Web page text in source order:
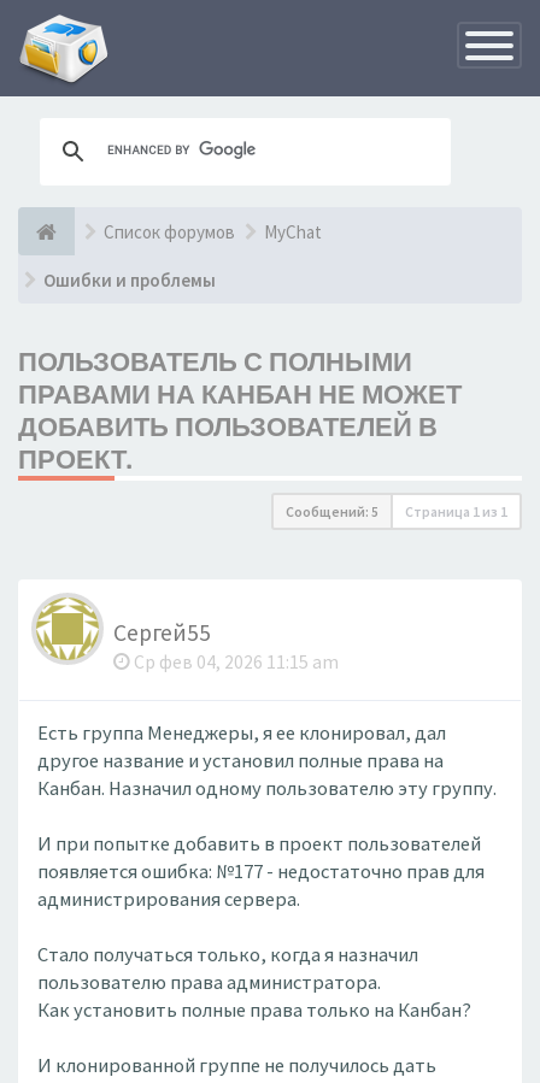
Список форумов MyChat
Ошибки и проблемы
ПОЛЬЗОВАТЕЛЬ С ПОЛНЫМИ
ПРАВАМИ НА КАНБАН НЕ МОЖЕТ
ДОБАВИТЬ ПОЛЬЗОВАТЕЛЕЙ В
ПРОЕКТ.
Сообщений: 5 Страница 1 из 1
Сергей55
Ср фев 04, 2026 11:15 am
Есть группа Менеджеры, я ее клонировал, дал
другое название и установил полные права на
Канбан. Назначил одному пользователю эту группу.
И при попытке добавить в проект пользователей
появляется ошибка: №177 - недостаточно прав для
администрирования сервера.
Стало получаться только, когда я назначил
пользователю права администратора.
Как установить полные права только на Канбан?
И клонированной группе не получилось дать